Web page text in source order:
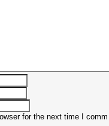
for the next time I comm